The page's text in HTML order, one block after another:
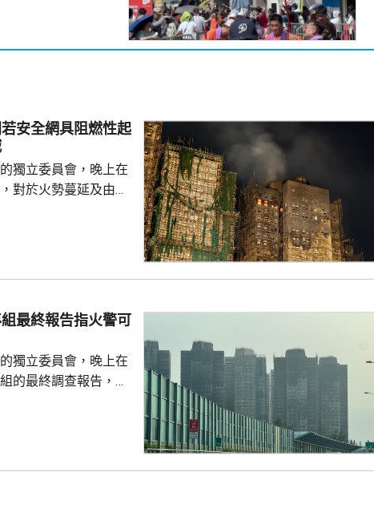
安全網具阻燃性起
獨立委員會，晚上在
對於火勢蔓延及由此
勢蔓延，受波及的建
至370度。沒有使用
持在100度...
最終報告指火警可
獨立委員會，晚上在
的最終調查報告，指
及遮蓋窗戶的發泡